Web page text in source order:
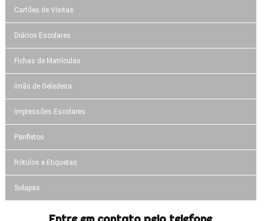
Cartões de Visitas
Diários Escolares
Fichas de Matrículas
ímãs de Geladeira
Impressões Escolares
Panfletos
Rótulos e Etiquetas
Solapas